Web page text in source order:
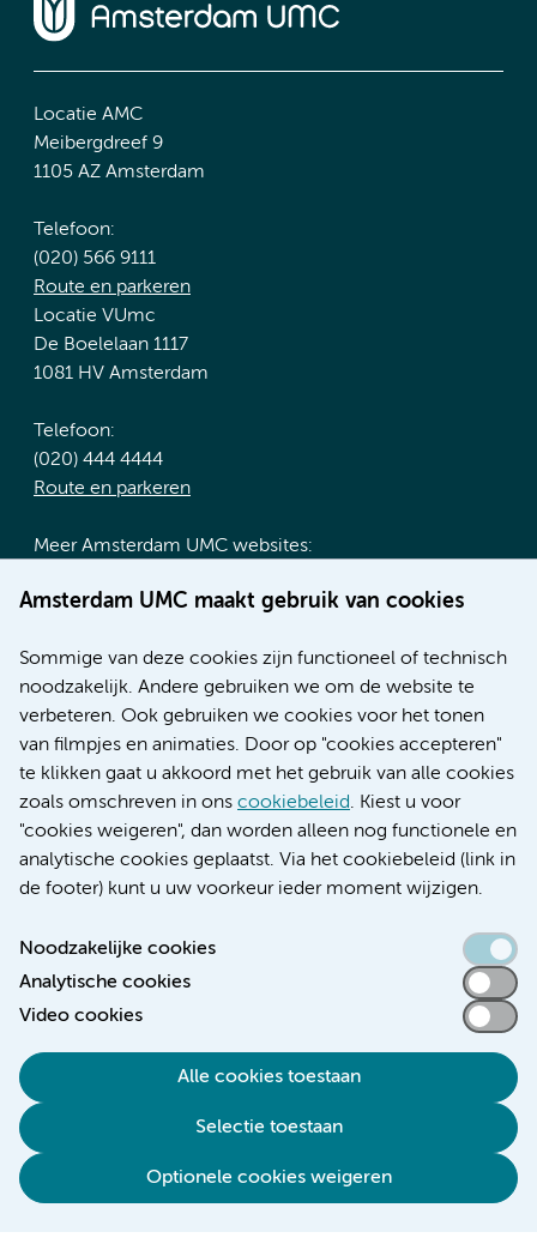
Amsterdam UMC maakt gebruik van cookies
Sommige van deze cookies zijn functioneel of technisch
noodzakelijk. Andere gebruiken we om de website te
verbeteren. Ook gebruiken we cookies voor het tonen
van filmpjes en animaties. Door op "cookies accepteren"
te klikken gaat u akkoord met het gebruik van alle cookies
zoals omschreven in ons cookiebeleid. Kiest u voor
"cookies weigeren", dan worden alleen nog functionele en
analytische cookies geplaatst. Via het cookiebeleid (link in
de footer) kunt u uw voorkeur ieder moment wijzigen.
Noodzakelijke cookies
Analytische cookies
Video cookies
Alle cookies toestaan
Selectie toestaan
Optionele cookies weigeren
Locatie AMC
Meibergdreef 9
1105 AZ Amsterdam
Telefoon:
(020) 566 9111
Route en parkeren
Locatie VUmc
De Boelelaan 1117
1081 HV Amsterdam
Telefoon:
(020) 444 4444
Route en parkeren
Meer Amsterdam UMC websites:
Werken bij Amsterdam UMC
Nieuws
Research
Educatie locatie AMC
Educatie locatie VUmc
Verwijzen & diagnostiek
Toegankelijkheidsverklaring
Responsible disclosure